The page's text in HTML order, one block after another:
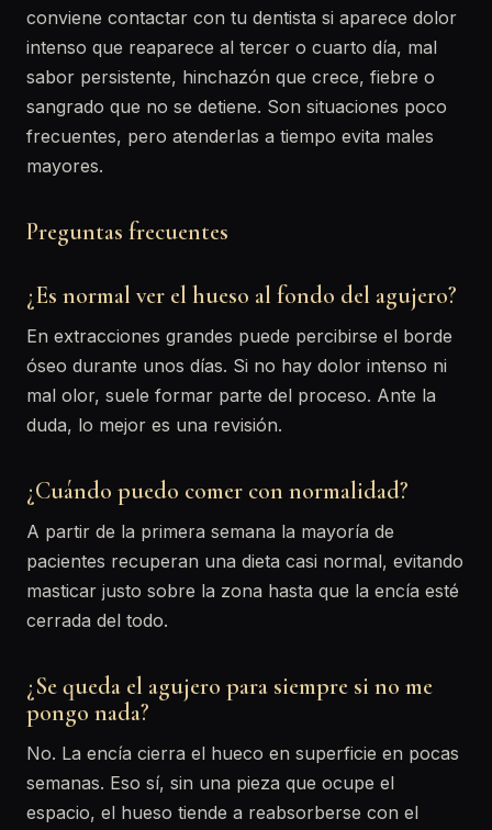
conviene contactar con tu dentista si aparece dolor
intenso que reaparece al tercer o cuarto día, mal
sabor persistente, hinchazón que crece, fiebre o
sangrado que no se detiene. Son situaciones poco
frecuentes, pero atenderlas a tiempo evita males
mayores.
Preguntas frecuentes
¿Es normal ver el hueso al fondo del agujero?
En extracciones grandes puede percibirse el borde
óseo durante unos días. Si no hay dolor intenso ni
mal olor, suele formar parte del proceso. Ante la
duda, lo mejor es una revisión.
¿Cuándo puedo comer con normalidad?
A partir de la primera semana la mayoría de
pacientes recuperan una dieta casi normal, evitando
masticar justo sobre la zona hasta que la encía esté
cerrada del todo.
¿Se queda el agujero para siempre si no me
pongo nada?
No. La encía cierra el hueco en superficie en pocas
semanas. Eso sí, sin una pieza que ocupe el
espacio, el hueso tiende a reabsorberse con el